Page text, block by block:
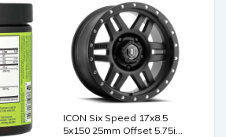
ICON Six Speed 17x8.5
5x150 25mm Offset 5.75in